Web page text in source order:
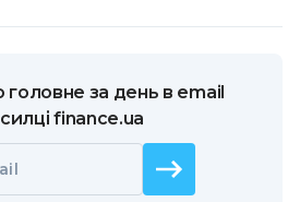
головне за день в email
finance.ua